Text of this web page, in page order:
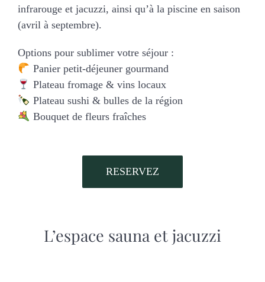
infrarouge et jacuzzi, ainsi qu’à la piscine en saison
(avril à septembre).
Options pour sublimer votre séjour :
Panier petit-déjeuner gourmand
Plateau fromage & vins locaux
Plateau sushi & bulles de la région
Bouquet de fleurs fraîches
RESERVEZ
L’espace sauna et jacuzzi